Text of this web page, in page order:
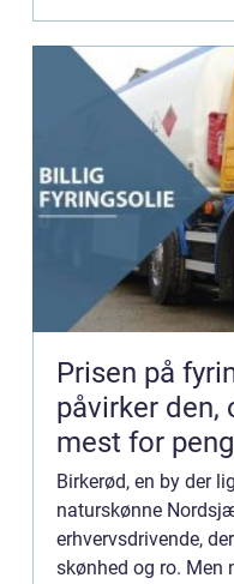
Prisen på
påvirker den,
mest for
Birkerød, en by der
naturskønne
erhvervsdrivende,
skønhed og ro. Men